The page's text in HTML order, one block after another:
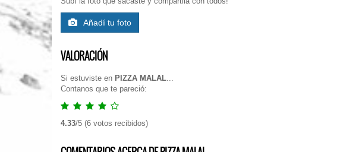
Añadí tu foto
VALORACIÓN
Si estuviste en PIZZA MALAL...
Contanos que te pareció:
4.33/5 (6 votos recibidos)